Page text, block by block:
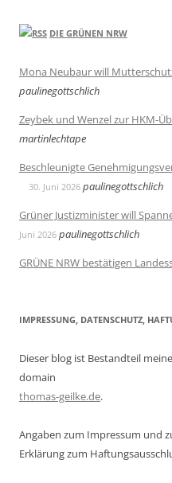
DIE GRÜNEN NRW
Mona Neubaur will
paulinegottschlich
Zeybek und Wenzel zur HKM-
martinlechtape
Beschleunigte
30. Juni 2026 paulinegottschlich
Grüner Justizminister will
Juni 2026 paulinegottschlich
GRÜNE NRW bestätigen
IMPRESSUNG, DATENSCHUTZ,
Dieser blog ist Bestandteil
domain
thomas-geilke.de.
Angaben zum Impressum und
Erklärung zum